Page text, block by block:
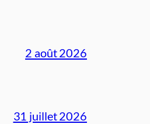
2 août 2026
31 juillet 2026